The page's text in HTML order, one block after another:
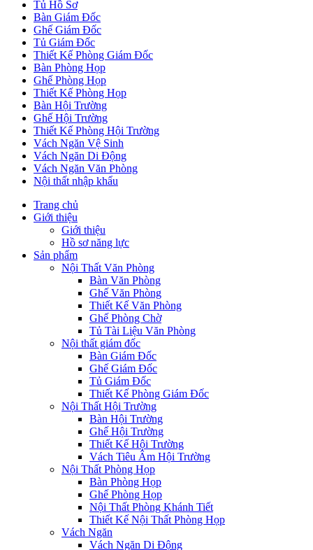
Tủ Hồ Sơ
Bàn Giám Đốc
Ghế Giám Đốc
Tủ Giám Đốc
Thiết Kế Phòng Giám Đốc
Bàn Phòng Họp
Ghế Phòng Họp
Thiết Kế Phòng Họp
Bàn Hội Trường
Ghế Hội Trường
Thiết Kế Phòng Hội Trường
Vách Ngăn Vệ Sinh
Vách Ngăn Di Động
Vách Ngăn Văn Phòng
Nội thất nhập khẩu
Trang chủ
Giới thiệu
Giới thiệu
Hồ sơ năng lực
Sản phẩm
Nội Thất Văn Phòng
Bàn Văn Phòng
Ghế Văn Phòng
Thiết Kế Văn Phòng
Ghế Phòng Chờ
Tủ Tài Liệu Văn Phòng
Nội thất giám đốc
Bàn Giám Đốc
Ghế Giám Đốc
Tủ Giám Đốc
Thiết Kế Phòng Giám Đốc
Nội Thất Hội Trường
Bàn Hội Trường
Ghế Hội Trường
Thiết Kế Hội Trường
Vách Tiêu Âm Hội Trường
Nội Thất Phòng Họp
Bàn Phòng Họp
Ghế Phòng Họp
Nội Thất Phòng Khánh Tiết
Thiết Kế Nội Thất Phòng Họp
Vách Ngăn
Vách Ngăn Di Động